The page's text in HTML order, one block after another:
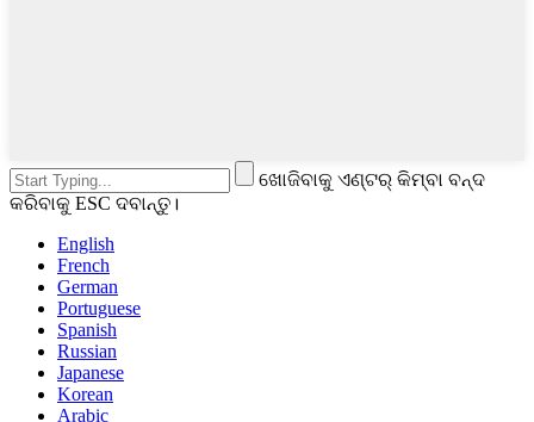
ଖୋଜିବାକୁ ଏଣ୍ଟର୍ କିମ୍ବା ବନ୍ଦ
କରିବାକୁ ESC ଦବାନ୍ତୁ।
English
French
German
Portuguese
Spanish
Russian
Japanese
Korean
Arabic